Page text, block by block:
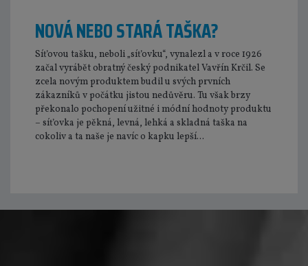
NOVÁ NEBO STARÁ TAŠKA?
Síťovou tašku, neboli „síťovku“, vynalezl a v roce 1926
začal vyrábět obratný český podnikatel Vavřín Krčil. Se
zcela novým produktem budil u svých prvních
zákazníků v počátku jistou nedůvěru. Tu však brzy
překonalo pochopení užitné i módní hodnoty produktu
– síťovka je pěkná, levná, lehká a skladná taška na
cokoliv a ta naše je navíc o kapku lepší...